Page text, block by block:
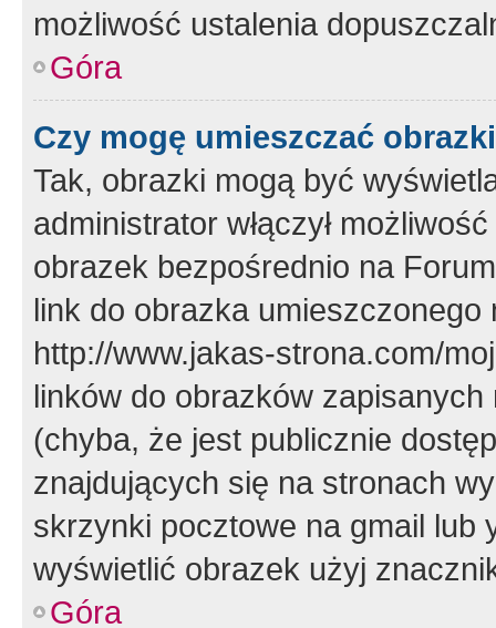
możliwość ustalenia
Góra
Czy mogę umieszczać
Tak, obrazki mogą być
administrator włączył
obrazek bezpośrednio na
link do obrazka
http://www.jakas-strona.com/
linków do obrazków
(chyba, że jest publicznie
znajdujących się na stronach
skrzynki pocztowe na gmail lub
wyświetlić obrazek użyj
Góra